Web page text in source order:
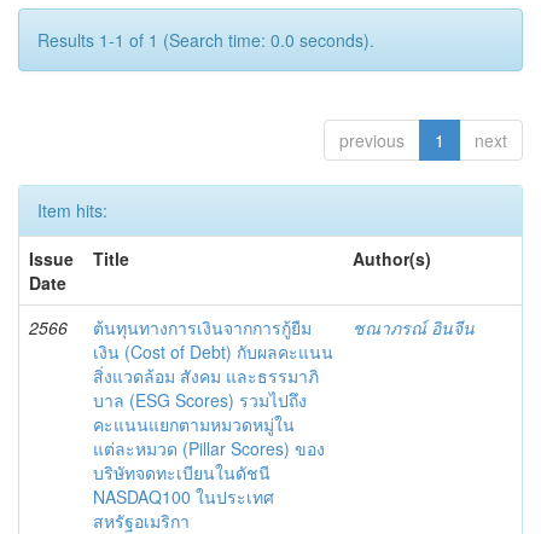
Results 1-1 of 1 (Search time: 0.0 seconds).
previous 1 next
Item hits:
Issue
Date
Title Author(s)
2566
ต้นทุนทางการเงินจากการกู้ยืม
เงิน (Cost of Debt) กับผลคะแนน
สิ่งแวดล้อม สังคม และธรรมาภิ
บาล (ESG Scores) รวมไปถึง
คะแนนแยกตามหมวดหมู่ใน
แต่ละหมวด (Pillar Scores) ของ
บริษัทจดทะเบียนในดัชนี
NASDAQ100 ในประเทศ
สหรัฐอเมริกา
ชณาภรณ์ อินจีน